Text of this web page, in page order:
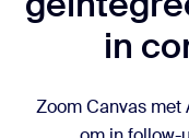
in
Zoom Canvas